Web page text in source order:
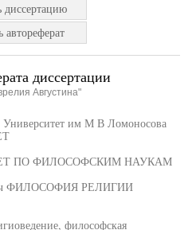
диссертацию
автореферат
диссертации
Августина"
Университет им М В Ломоносова
ПО ФИЛОСОФСКИМ НАУКАМ
ФИЛОСОФИЯ РЕЛИГИИ
философская